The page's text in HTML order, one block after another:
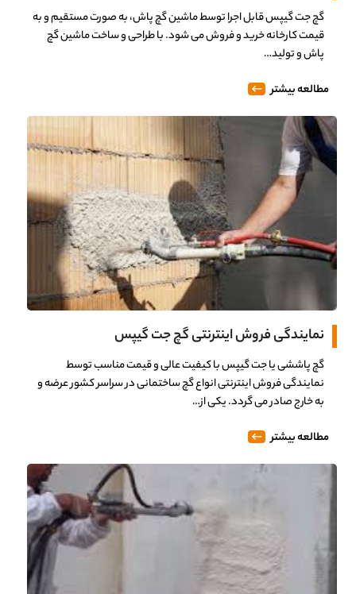
گچ جت گیپس قابل اجرا توسط ماشین گچ پاش، به صورت مستقیم و به
قیمت کارخانه خرید و فروش می شود. با طراحی و ساخت ماشین گچ
پاش و تولید…
مطالعه بیشتر
نمایندگی فروش اینترنتی گچ جت گیپس
گچ پاششی یا جت گیپس با کیفیت عالی و قیمت مناسب توسط
نمایندگی فروش اینترنتی انواع گچ ساختمانی در سراسر کشور عرضه و
به خارج صادر می گردد. یکی از…
مطالعه بیشتر